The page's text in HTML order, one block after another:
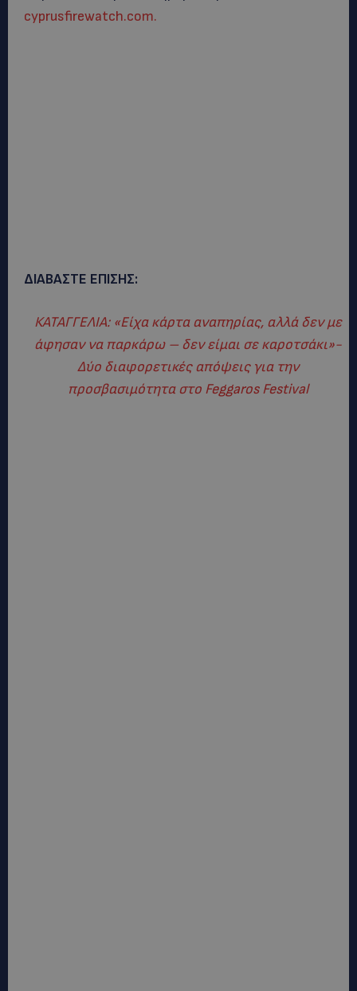
cyprusfirewatch.com.
ΔΙΑΒΑΣΤΕ ΕΠΙΣΗΣ:
ΚΑΤΑΓΓΕΛΙΑ: «Είχα κάρτα αναπηρίας, αλλά δεν με
άφησαν να παρκάρω – δεν είμαι σε καροτσάκι»-
Δύο διαφορετικές απόψεις για την
προσβασιμότητα στο Feggaros Festival